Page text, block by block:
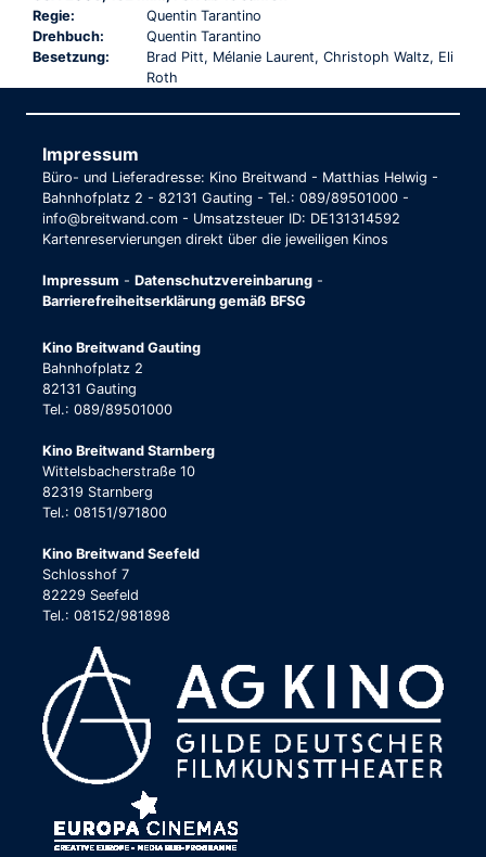
Regie:
Quentin Tarantino
Drehbuch:
Quentin Tarantino
Besetzung:
Brad Pitt, Mélanie Laurent, Christoph Waltz, Eli
Roth
Impressum
Büro- und Lieferadresse: Kino Breitwand - Matthias Helwig -
Bahnhofplatz 2 - 82131 Gauting - Tel.: 089/89501000 -
info@breitwand.com - Umsatzsteuer ID: DE131314592
Kartenreservierungen direkt über die jeweiligen Kinos
Impressum - Datenschutzvereinbarung -
Barrierefreiheitserklärung gemäß BFSG
Kino Breitwand Gauting
Bahnhofplatz 2
82131 Gauting
Tel.: 089/89501000
Kino Breitwand Starnberg
Wittelsbacherstraße 10
82319 Starnberg
Tel.: 08151/971800
Kino Breitwand Seefeld
Schlosshof 7
82229 Seefeld
Tel.: 08152/981898